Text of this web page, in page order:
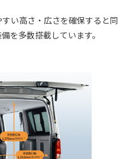
い高さ・広さを確保すると同
を多数搭載しています。